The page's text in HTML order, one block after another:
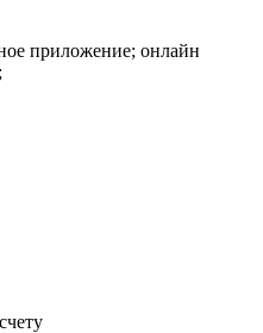
приложение; онлайн